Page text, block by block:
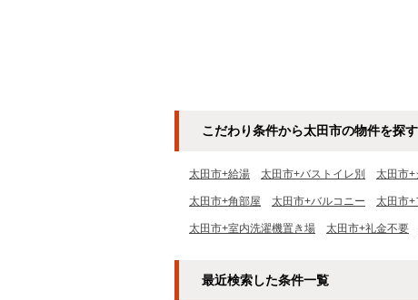
こだわり条件から太田市の物件を探す
太田市+給湯 太田市+バストイレ別 太田市+
太田市+角部屋 太田市+バルコニー 太田市+
太田市+室内洗濯機置き場 太田市+礼金不要
最近検索した条件一覧